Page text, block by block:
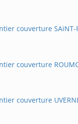
couverture SAiNT-
couverture
couverture